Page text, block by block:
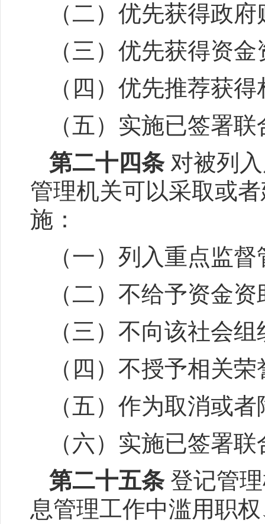
（二）优先获得政
（三）优先获得资
（四）优先推荐获
（五）实施已签署
第二十四条对被列入
管理机关可以采取或
施：
（一）列入重点监
（二）不给予资金资
（三）不向该社会
（四）不授予相关
（五）作为取消或
（六）实施已签署
第二十五条登记管理
息管理工作中滥用职